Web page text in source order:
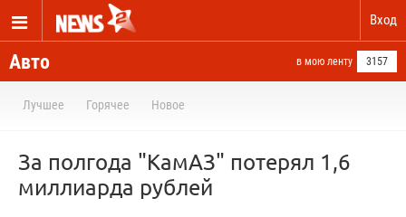
Вход
Авто в мою ленту 3157
Лучшее Горячее Новое
За полгода "КамАЗ" потерял 1,6
миллиарда рублей